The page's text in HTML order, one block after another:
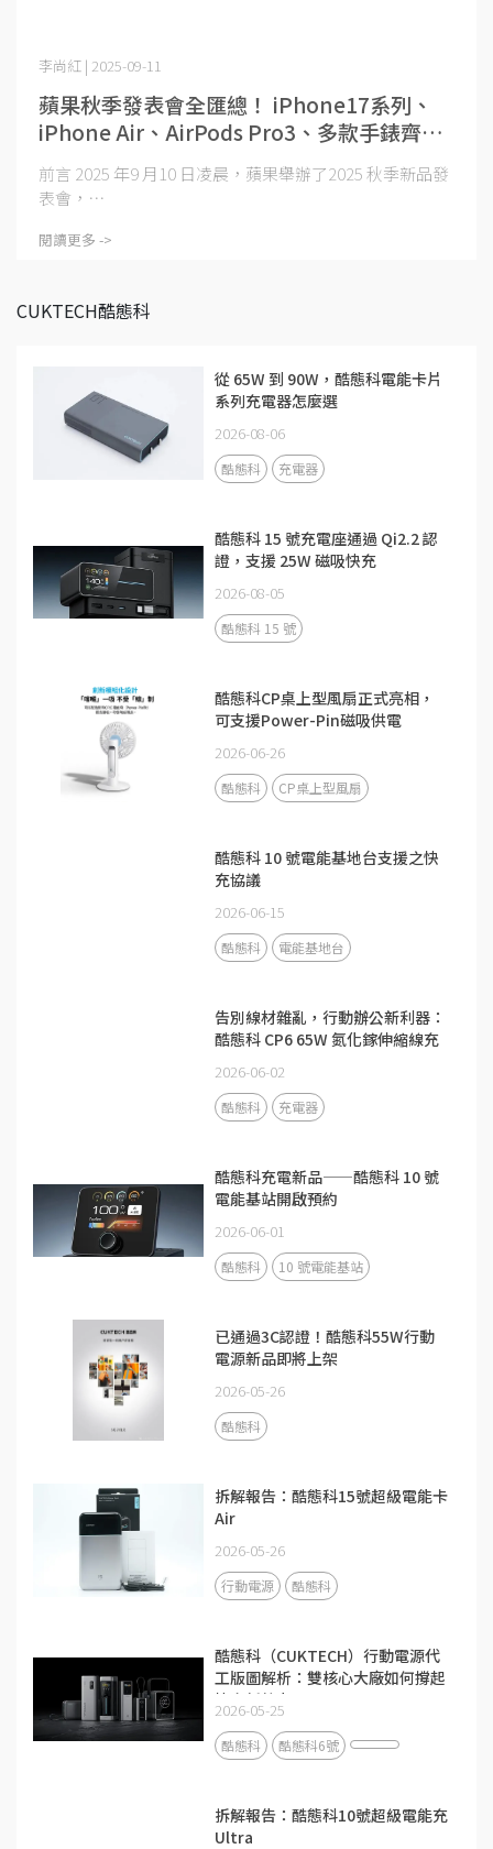
蘋果秋季發表會全匯總！ iPhone17系列、
iPhone Air、AirPods Pro3、多款手錶齊亮
相，充電速度再突破
李尚紅 | 2025-09-11
前言 2025 年9 月10 日凌晨，蘋果舉辦了2025 秋季新品發
表會，⋯
閱讀更多 ->
CUKTECH酷態科
從 65W 到 90W，酷態科電能卡片
系列充電器怎麼選
2026-08-06
酷態科 充電器
酷態科 15 號充電座通過 Qi2.2 認
證，支援 25W 磁吸快充
2026-08-05
酷態科 15 號
酷態科CP桌上型風扇正式亮相，
可支援Power-Pin磁吸供電
2026-06-26
酷態科 CP桌上型風扇
酷態科 10 號電能基地台支援之快
充協議
2026-06-15
酷態科 電能基地台
告別線材雜亂，行動辦公新利器：
酷態科 CP6 65W 氮化鎵伸縮線充
2026-06-02
酷態科 充電器
酷態科充電新品——酷態科 10 號
電能基站開啟預約
2026-06-01
酷態科 10 號電能基站
已通過3C認證！酷態科55W行動
電源新品即將上架
2026-05-26
酷態科
拆解報告：酷態科15號超級電能卡
Air
2026-05-26
行動電源 酷態科
酷態科（CUKTECH）行動電源代
工版圖解析：雙核心大廠如何撐起
快充新勢力？
2026-05-25
酷態科 酷態科6號
拆解報告：酷態科10號超級電能充
Ultra